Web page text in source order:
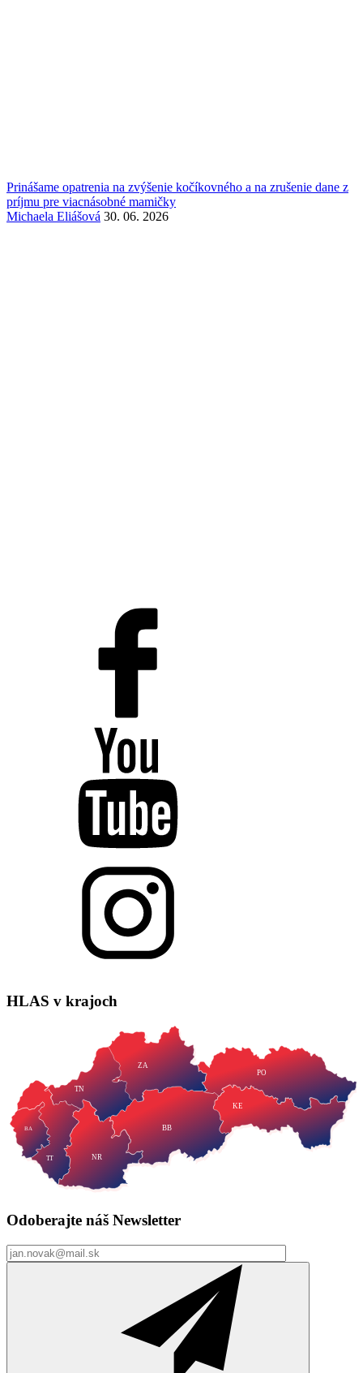
Prinášame opatrenia na zvýšenie kočíkovného a na zrušenie dane z
príjmu pre viacnásobné mamičky
Michaela Eliášová 30. 06. 2026
HLAS v krajoch
TT NR
TN
ZA
BB
PO
KE
BA
Odoberajte náš Newsletter